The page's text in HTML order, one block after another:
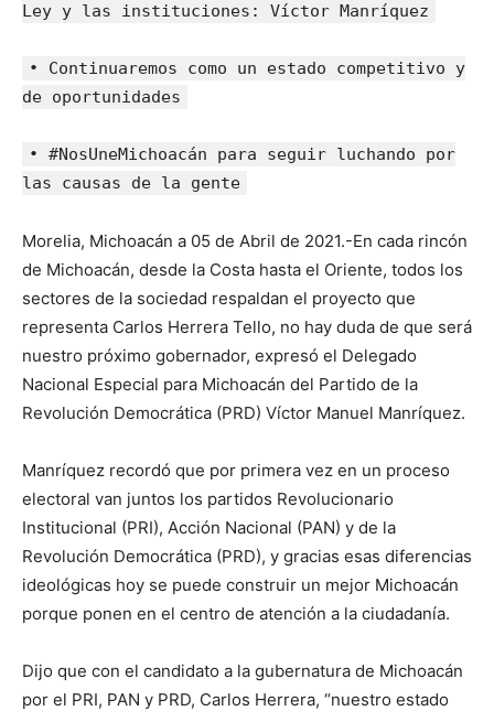
Ley y las instituciones: Víctor Manríquez
• Continuaremos como un estado competitivo y
de oportunidades
• #NosUneMichoacán para seguir luchando por
las causas de la gente
Morelia, Michoacán a 05 de Abril de 2021.-En cada rincón
de Michoacán, desde la Costa hasta el Oriente, todos los
sectores de la sociedad respaldan el proyecto que
representa Carlos Herrera Tello, no hay duda de que será
nuestro próximo gobernador, expresó el Delegado
Nacional Especial para Michoacán del Partido de la
Revolución Democrática (PRD) Víctor Manuel Manríquez.
Manríquez recordó que por primera vez en un proceso
electoral van juntos los partidos Revolucionario
Institucional (PRI), Acción Nacional (PAN) y de la
Revolución Democrática (PRD), y gracias esas diferencias
ideológicas hoy se puede construir un mejor Michoacán
porque ponen en el centro de atención a la ciudadanía.
Dijo que con el candidato a la gubernatura de Michoacán
por el PRI, PAN y PRD, Carlos Herrera, “nuestro estado